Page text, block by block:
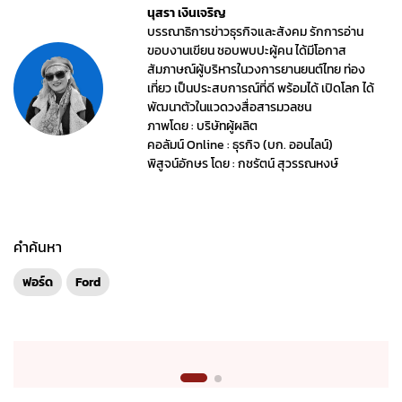
นุสรา เงินเจริญ
บรรณาธิการข่าวธุรกิจและสังคม รักการอ่าน
ขอบงานเขียน ชอบพบปะผู้คน ได้มีโอกาส
สัมภาษณ์ผู้บริหารในวงการยานยนต์ไทย ท่อง
เที่ยว เป็นประสบการณ์ที่ดี พร้อมได้ เปิดโลก ได้
พัฒนาตัวในแวดวงสื่อสารมวลชน
ภาพโดย : บริษัทผู้ผลิต
คอลัมน์ Online : ธุรกิจ (บก. ออนไลน์)
พิสูจน์อักษร โดย : กชรัตน์ สุวรรณหงษ์
คำค้นหา
ฟอร์ด Ford